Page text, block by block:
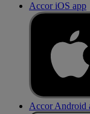
Accor iOS app
Accor Android